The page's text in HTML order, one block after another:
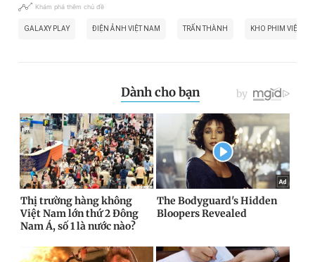
Khám phá thêm chủ đề
GALAXY PLAY ĐIỆN ẢNH VIỆT NAM TRẤN THÀNH KHO PHIM VIỆT